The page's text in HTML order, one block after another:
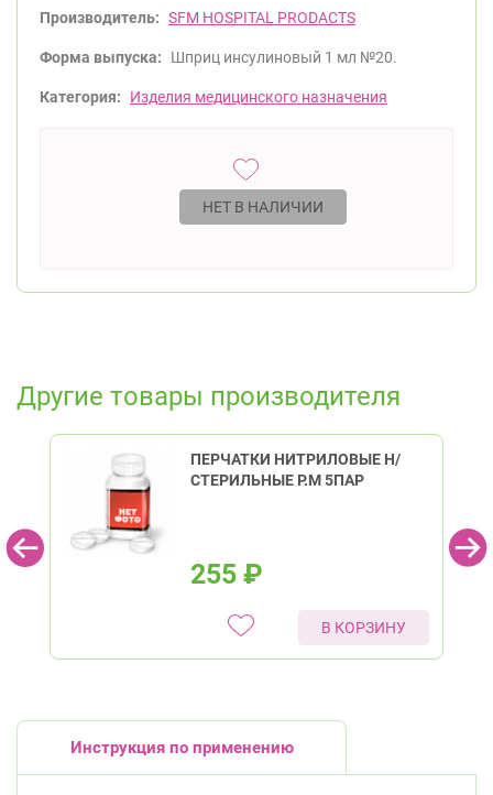
Производитель: SFM HOSPITAL PRODACTS
Форма выпуска: Шприц инсулиновый 1 мл №20.
Категория: Изделия медицинского назначения
НЕТ В НАЛИЧИИ
Другие товары производителя
ПЕРЧАТКИ НИТРИЛОВЫЕ Н/
СТЕРИЛЬНЫЕ Р.M 5ПАР
255 ₽
В КОРЗИНУ
Инструкция по применению